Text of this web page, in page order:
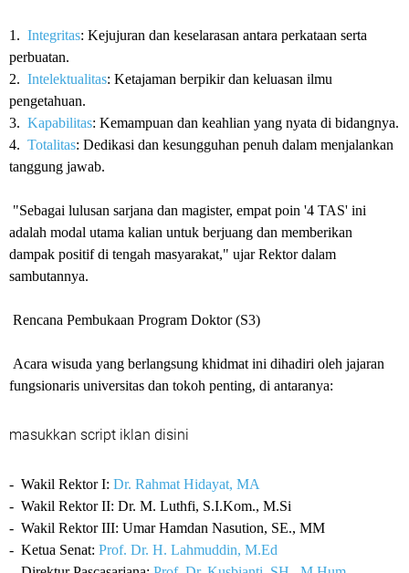
1. Integritas: Kejujuran dan keselarasan antara perkataan serta
perbuatan.
2. Intelektualitas: Ketajaman berpikir dan keluasan ilmu
pengetahuan.
3. Kapabilitas: Kemampuan dan keahlian yang nyata di bidangnya.
4. Totalitas: Dedikasi dan kesungguhan penuh dalam menjalankan
tanggung jawab.
"Sebagai lulusan sarjana dan magister, empat poin '4 TAS' ini
adalah modal utama kalian untuk berjuang dan memberikan
dampak positif di tengah masyarakat," ujar Rektor dalam
sambutannya.
Rencana Pembukaan Program Doktor (S3)
Acara wisuda yang berlangsung khidmat ini dihadiri oleh jajaran
fungsionaris universitas dan tokoh penting, di antaranya:
masukkan script iklan disini
- Wakil Rektor I: Dr. Rahmat Hidayat, MA
- Wakil Rektor II: Dr. M. Luthfi, S.I.Kom., M.Si
- Wakil Rektor III: Umar Hamdan Nasution, SE., MM
- Ketua Senat: Prof. Dr. H. Lahmuddin, M.Ed